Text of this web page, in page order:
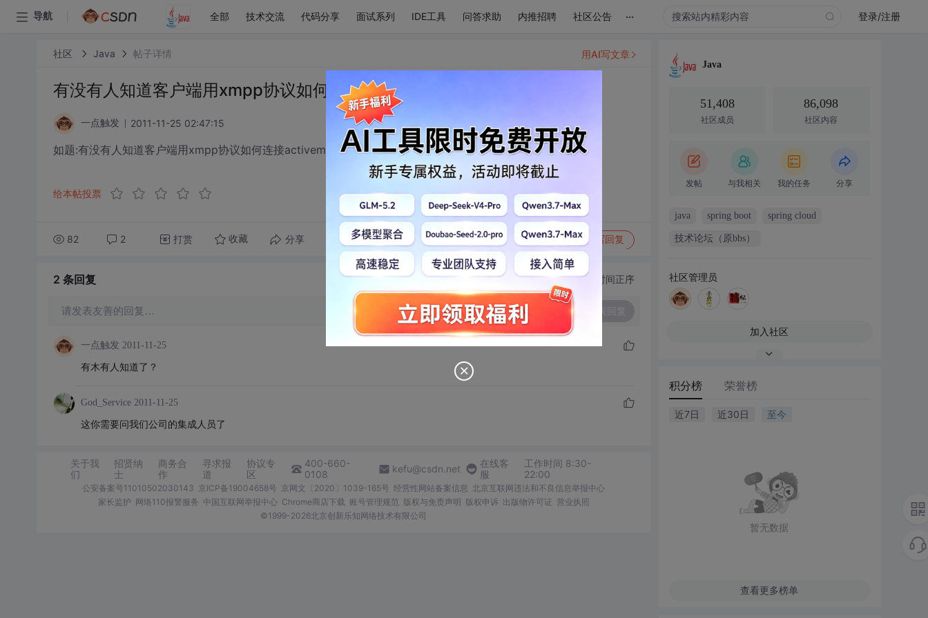
导航 全部 技术交流 代码分享 面试系列 IDE工具 问答求助 内推招聘 社区公告 ... 登录/注册
社区 Java 帖子详情
有没有人知道客户端用xmpp协议如何连接activemq，代码怎么写呢？
一点触发 2011-11-25 02:47:15
如题:有没有人知道客户端用xmpp协议如何连接activemq，代码怎么写呢？
给本帖投票
82 2 打赏 收藏 分享 转发到动态 举报 写回复
用AI写文章
2 条回复 切换为时间正序
请发表友善的回复…
一点触发 2011-11-25
有木有人知道了？
God_Service 2011-11-25
这你需要问我们公司的集成人员了
关于我
们
招贤纳
士
商务合
作
寻求报
道
协议专
区
400-660-
0108
kefu@csdn.net
在线客
服
工作时间 8:30-
22:00
公安备案号11010502030143 京ICP备19004658号 京网文〔2020〕1039-165号 经营性网站备案信息 北京互联网违法和不良信息举报中心
家长监护 网络110报警服务 中国互联网举报中心 Chrome商店下载 账号管理规范 版权与免责声明 版权申诉 出版物许可证 营业执照
©1999-2026北京创新乐知网络技术有限公司
Java
51,408
社区成员
86,098
社区内容
发帖 与我相关 我的任务 分享
java spring boot spring cloud
技术论坛（原bbs）
社区管理员
加入社区
积分榜 荣誉榜
近7日 近30日 至今
暂无数据
查看更多榜单